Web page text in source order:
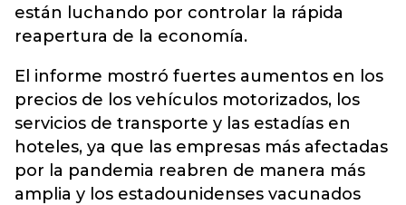
están luchando por controlar la rápida
reapertura de la economía.
El informe mostró fuertes aumentos en los
precios de los vehículos motorizados, los
servicios de transporte y las estadías en
hoteles, ya que las empresas más afectadas
por la pandemia reabren de manera más
amplia y los estadounidenses vacunados